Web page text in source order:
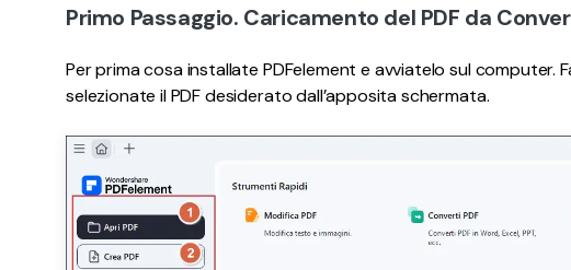
Primo Passaggio. Caricamento del PDF da
Per prima cosa installate PDFelement e avviatelo sul computer.
selezionate il PDF desiderato dall’apposita schermata.